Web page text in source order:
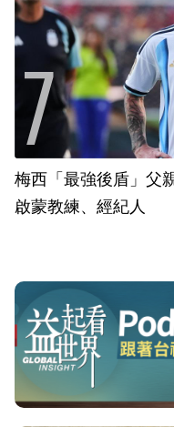
梅西「最強後盾」父
啟蒙教練、經紀人